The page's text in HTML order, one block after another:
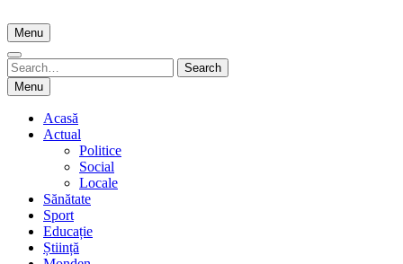
to
content
Menu
Search
for:
Search
Menu
Acasă
Actual
Politice
Social
Locale
Sănătate
Sport
Educație
Știință